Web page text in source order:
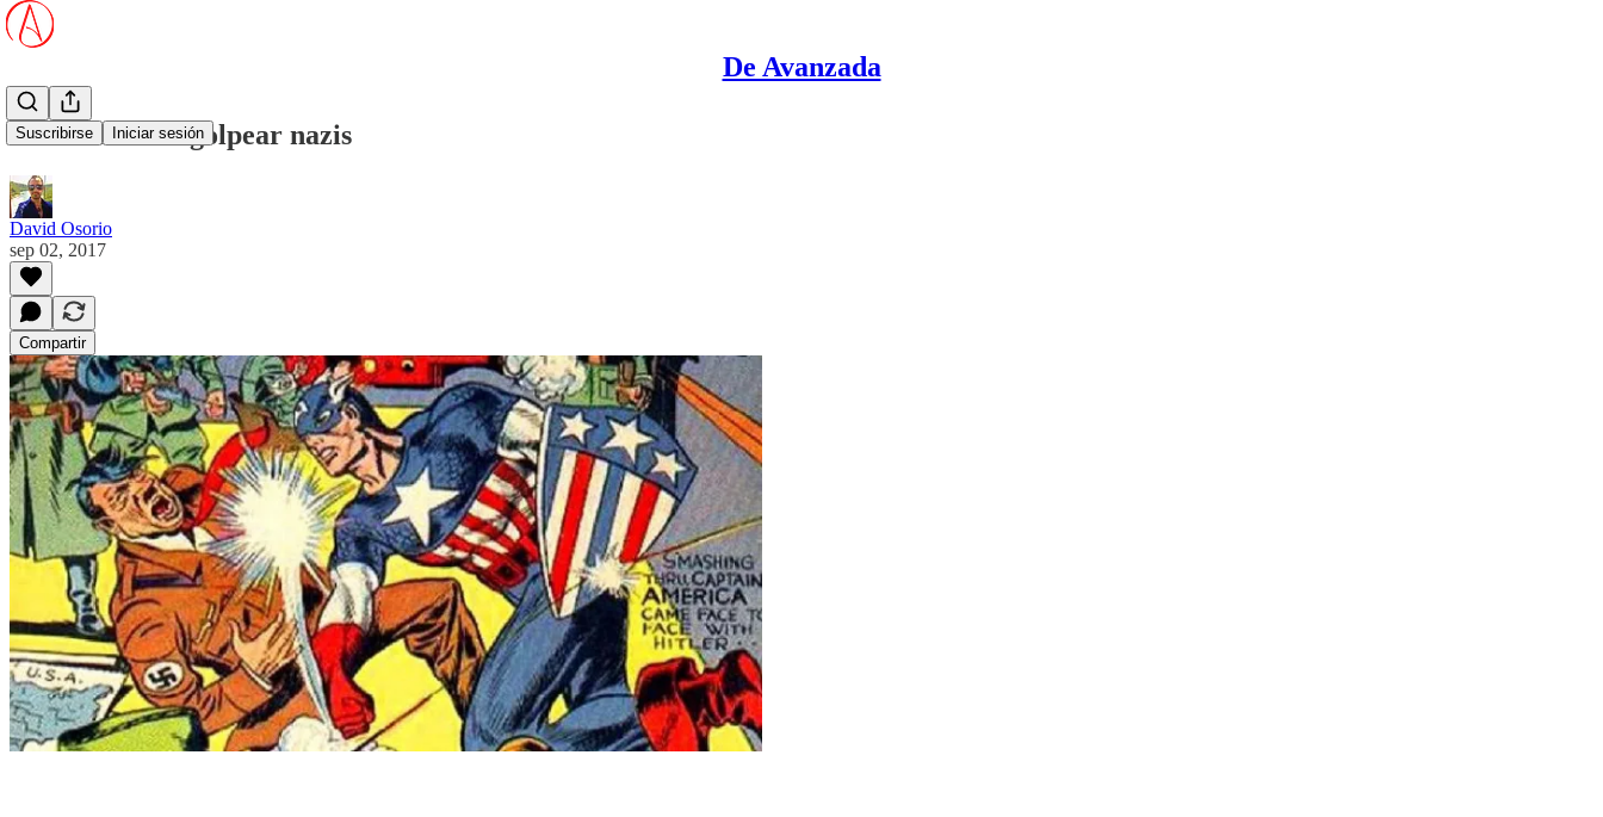
De Avanzada
Suscribirse Iniciar sesión
Alternativas a golpear nazis
David Osorio
sep 02, 2017
Compartir